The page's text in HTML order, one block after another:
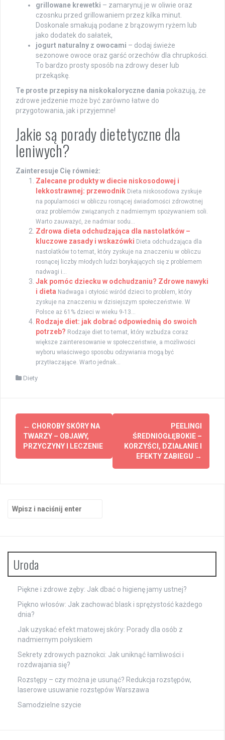
grillowane krewetki – zamarynuj je w oliwie oraz
czosnku przed grillowaniem przez kilka minut.
Doskonale smakują podane z brązowym ryżem lub
jako dodatek do sałatek,
jogurt naturalny z owocami – dodaj świeże
sezonowe owoce oraz garść orzechów dla chrupkości.
To bardzo prosty sposób na zdrowy deser lub
przekąskę.
Te proste przepisy na niskokaloryczne dania pokazują, że
zdrowe jedzenie może być zarówno łatwe do
przygotowania, jak i przyjemne!
Jakie są porady dietetyczne dla
leniwych?
Zainteresuje Cię również:
Zalecane produkty w diecie niskosodowej i
lekkostrawnej: przewodnik Dieta niskosodowa zyskuje
na popularności w obliczu rosnącej świadomości zdrowotnej
oraz problemów związanych z nadmiernym spożywaniem soli.
Warto zauważyć, że nadmiar sodu...
Zdrowa dieta odchudzająca dla nastolatków –
kluczowe zasady i wskazówki Dieta odchudzająca dla
nastolatków to temat, który zyskuje na znaczeniu w obliczu
rosnącej liczby młodych ludzi borykających się z problemem
nadwagi i...
Jak pomóc dziecku w odchudzaniu? Zdrowe nawyki
i dieta Nadwaga i otyłość wśród dzieci to problem, który
zyskuje na znaczeniu w dzisiejszym społeczeństwie. W
Polsce aż 61% dzieci w wieku 9-13...
Rodzaje diet: jak dobrać odpowiednią do swoich
potrzeb? Rodzaje diet to temat, który wzbudza coraz
większe zainteresowanie w społeczeństwie, a możliwości
wyboru właściwego sposobu odżywiania mogą być
przytłaczające. Warto jednak...
Diety
Zobacz
wpisy
← CHOROBY SKÓRY NA
TWARZY – OBJAWY,
PRZYCZYNY I LECZENIE
PEELINGI
ŚREDNIOGŁĘBOKIE –
KORZYŚCI, DZIAŁANIE I
EFEKTY ZABIEGU →
Szukaj:
Uroda
Piękne i zdrowe zęby: Jak dbać o higienę jamy ustnej?
Piękno włosów: Jak zachować blask i sprężystość każdego
dnia?
Jak uzyskać efekt matowej skóry: Porady dla osób z
nadmiernym połyskiem
Sekrety zdrowych paznokci: Jak uniknąć łamliwości i
rozdwajania się?
Rozstępy – czy można je usunąć? Redukcja rozstępów,
laserowe usuwanie rozstępów Warszawa
Samodzielne szycie